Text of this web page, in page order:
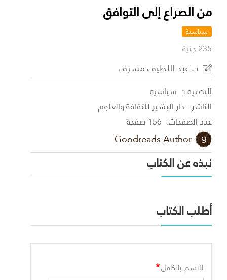
من الصراع إلى التوافق
سياسية
235 جنية
د. عبد اللطيف مشرف
التصنيف: سياسية
الناشر: دار البشير للثقافة والعلوم
عدد الصفحات: 156 صفحة
Goodreads Author
نبذه عن الكتاب
أطلب الكتاب
الاسم بالكامل*